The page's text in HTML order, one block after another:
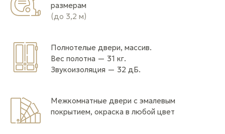
размерам
(до 3,2 м)
Полнотелые двери, массив.
Вес полотна — 31 кг.
Звукоизоляция — 32 дБ.
Межкомнатные двери с эмалевым
покрытием, окраска в любой цвет